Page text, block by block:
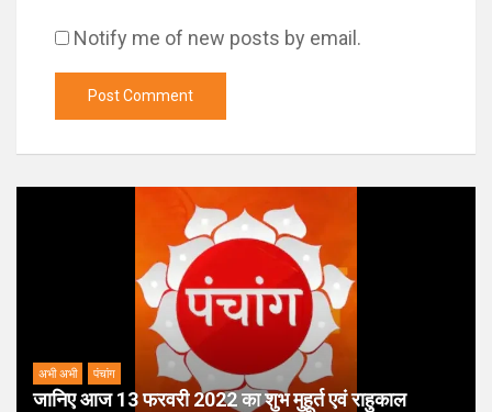
Notify me of new posts by email.
अभी अभी पंचांग
जानिए आज 13 फरवरी 2022 का शुभ मुहूर्त एवं राहुकाल